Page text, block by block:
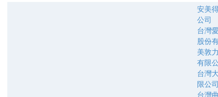
安美
公司
台灣
股份
美敦
有限
台灣
限公
台灣